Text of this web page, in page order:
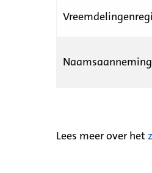
Lees meer over het